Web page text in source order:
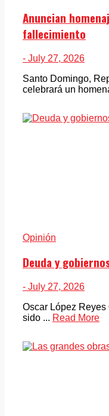
Anuncian
fallecimiento
- July 27, 2026
Santo Domingo,
celebrará un
Opinión
Deuda y
- July 27, 2026
Oscar López
sido ... Read More